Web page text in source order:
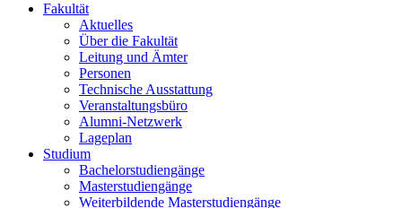
Fakultät
Aktuelles
Über die Fakultät
Leitung und Ämter
Personen
Technische Ausstattung
Veranstaltungsbüro
Alumni-Netzwerk
Lageplan
Studium
Bachelorstudiengänge
Masterstudiengänge
Weiterbildende Masterstudiengänge